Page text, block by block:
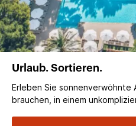
Urlaub. Sortieren.
Erleben Sie sonnenverwöhnte
brauchen, in einem